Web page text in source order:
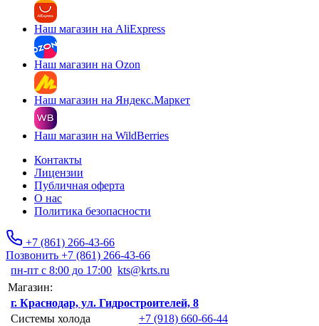
Наш магазин на AliExpress
Наш магазин на Ozon
Наш магазин на Яндекс.Маркет
Наш магазин на WildBerries
Контакты
Лицензии
Публичная оферта
О нас
Политика безопасности
+7 (861) 266-43-66
Позвонить +7 (861) 266-43-66
пн-пт с 8:00 до 17:00 kts@krts.ru
Магазин:
г. Краснодар, ул. Гидростроителей, 8
Системы холода
+7 (918) 660-66-44